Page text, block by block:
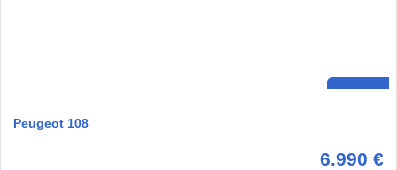
Peugeot 108
6.990 €